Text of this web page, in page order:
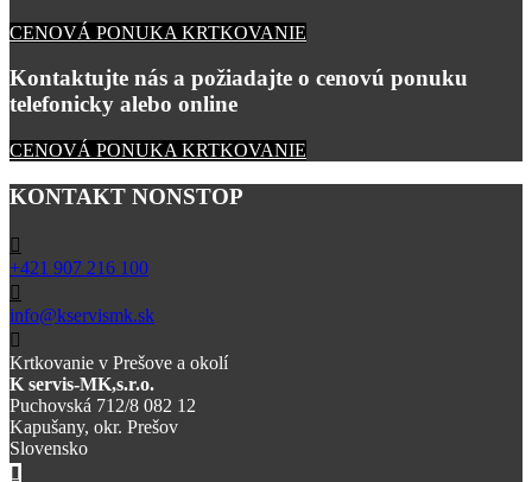
CENOVÁ PONUKA KRTKOVANIE
Kontaktujte nás a požiadajte o cenovú ponuku
telefonicky alebo online
CENOVÁ PONUKA KRTKOVANIE
KONTAKT NONSTOP
+421 907 216 100
info@kservismk.sk
Krtkovanie v Prešove a okolí
K servis-MK,s.r.o.
Puchovská 712/8 082 12
Kapušany, okr. Prešov
Slovensko